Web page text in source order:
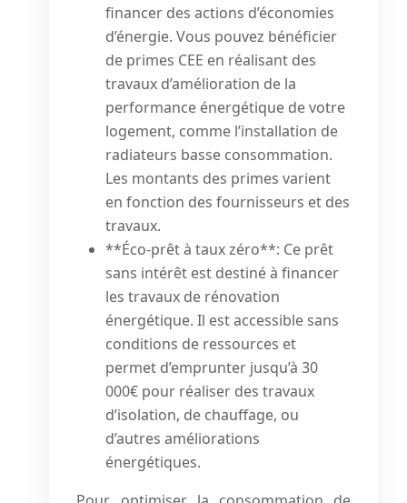
financer des actions d’économies
d’énergie. Vous pouvez bénéficier
de primes CEE en réalisant des
travaux d’amélioration de la
performance énergétique de votre
logement, comme l’installation de
radiateurs basse consommation.
Les montants des primes varient
en fonction des fournisseurs et des
travaux.
**Éco-prêt à taux zéro**: Ce prêt
sans intérêt est destiné à financer
les travaux de rénovation
énergétique. Il est accessible sans
conditions de ressources et
permet d’emprunter jusqu’à 30
000€ pour réaliser des travaux
d’isolation, de chauffage, ou
d’autres améliorations
énergétiques.